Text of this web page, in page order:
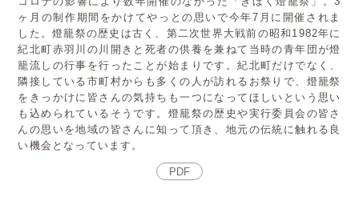
ヶ月の制作期間をかけてやっとの思いで今年7月に開催されま
した。燈籠祭の歴史は古く、第二次世界大戦前の昭和1982年に
紀北町赤羽川の川開きと死者の供養を兼ねて当時の青年団が燈
籠流しの行事を行ったことが始まりです。紀北町だけでなく、
隣接している市町村からも多くの人が訪れるお祭りで、燈籠祭
をきっかけに皆さんの気持ちも一つになってほしいという思い
も込められているそうです。燈籠祭の歴史や実行委員会の皆さ
んの思いを地域の皆さんに知って頂き、地元の伝統に触れる良
い機会となっています。
PDF